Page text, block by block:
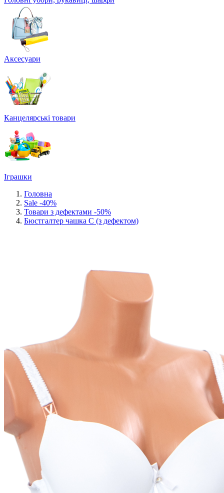
Аксесуари
Канцелярські товари
Іграшки
Головна
Sale -40%
Товари з дефектами -50%
Бюстгалтер чашка С (з дефектом)